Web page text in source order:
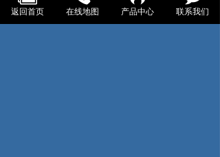
4、免维护，免更新，经济性能优越
返回首页 在线地图 产品中心 联系我们